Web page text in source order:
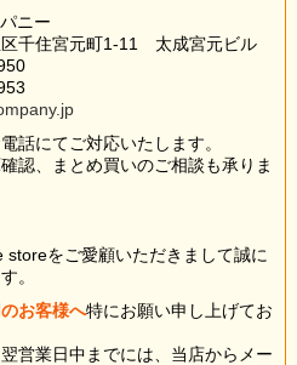
ニー
千住宮元町1-11 太成宮元ビル
話にてご対応いたします。
認、まとめ買いのご相談も承りま
storeをご愛顧いただきまして誠に
。
お客様へ特にお願い申し上げてお
営業日中までには、当店からメー